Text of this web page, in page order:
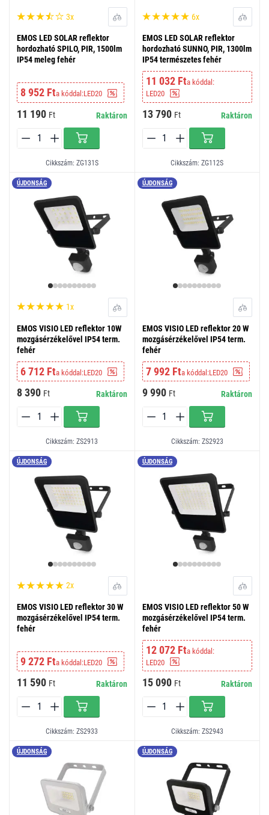
3x
EMOS LED SOLAR reflektor
hordozható SPILO, PIR, 1500lm
IP54 meleg fehér
8 952 Fta kóddal:LED20
11 190 Ft Raktáron
Cikkszám: ZG131S
6x
EMOS LED SOLAR reflektor
hordozható SUNNO, PIR, 1300lm
IP54 természetes fehér
11 032 Fta kóddal:
LED20
13 790 Ft Raktáron
Cikkszám: ZG112S
ÚJDONSÁG
1x
EMOS VISIO LED reflektor 10W
mozgásérzékelővel IP54 term.
fehér
6 712 Fta kóddal:LED20
8 390 Ft Raktáron
Cikkszám: ZS2913
ÚJDONSÁG
EMOS VISIO LED reflektor 20 W
mozgásérzékelővel IP54 term.
fehér
7 992 Fta kóddal:LED20
9 990 Ft Raktáron
Cikkszám: ZS2923
ÚJDONSÁG
2x
EMOS VISIO LED reflektor 30 W
mozgásérzékelővel IP54 term.
fehér
9 272 Fta kóddal:LED20
11 590 Ft Raktáron
Cikkszám: ZS2933
ÚJDONSÁG
EMOS VISIO LED reflektor 50 W
mozgásérzékelővel IP54 term.
fehér
12 072 Fta kóddal:
LED20
15 090 Ft Raktáron
Cikkszám: ZS2943
ÚJDONSÁG ÚJDONSÁG